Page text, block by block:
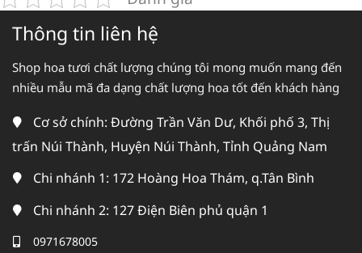
Thông tin liên hệ
Shop hoa tươi chất lượng chúng tôi mong muốn mang đến
nhiều mẫu mã đa dạng chất lượng hoa tốt đến khách hàng
Cơ sở chính: Đường Trần Văn Dư, Khối phố 3, Thị
trấn Núi Thành, Huyện Núi Thành, Tỉnh Quảng Nam
Chi nhánh 1: 172 Hoàng Hoa Thám, q.Tân Bình
Chi nhánh 2: 127 Điện Biên phủ quận 1
0971678005